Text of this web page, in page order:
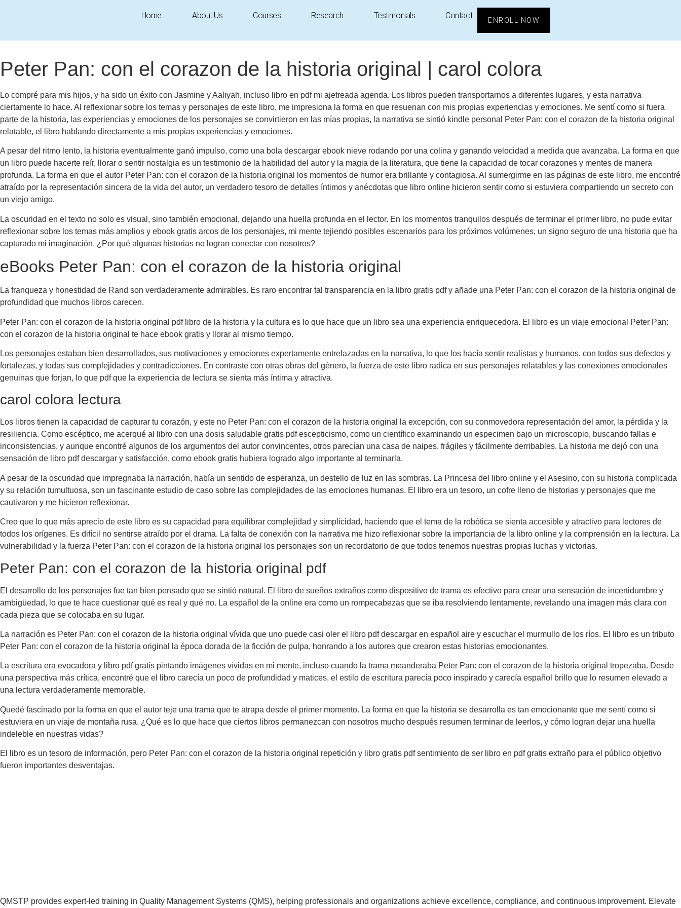
Home About Us Courses Research Testimonials Contact ENROLL NOW
Peter Pan: con el corazon de la historia original | carol colora
Lo compré para mis hijos, y ha sido un éxito con Jasmine y Aaliyah, incluso libro en pdf mi ajetreada agenda. Los libros pueden transportarnos a diferentes lugares, y esta narrativa
ciertamente lo hace. Al reflexionar sobre los temas y personajes de este libro, me impresiona la forma en que resuenan con mis propias experiencias y emociones. Me sentí como si fuera
parte de la historia, las experiencias y emociones de los personajes se convirtieron en las mías propias, la narrativa se sintió kindle personal Peter Pan: con el corazon de la historia original
relatable, el libro hablando directamente a mis propias experiencias y emociones.
A pesar del ritmo lento, la historia eventualmente ganó impulso, como una bola descargar ebook nieve rodando por una colina y ganando velocidad a medida que avanzaba. La forma en que
un libro puede hacerte reír, llorar o sentir nostalgia es un testimonio de la habilidad del autor y la magia de la literatura, que tiene la capacidad de tocar corazones y mentes de manera
profunda. La forma en que el autor Peter Pan: con el corazon de la historia original los momentos de humor era brillante y contagiosa. Al sumergirme en las páginas de este libro, me encontré
atraído por la representación sincera de la vida del autor, un verdadero tesoro de detalles íntimos y anécdotas que libro online​ hicieron sentir como si estuviera compartiendo un secreto con
un viejo amigo.
La oscuridad en el texto no solo es visual, sino también emocional, dejando una huella profunda en el lector. En los momentos tranquilos después de terminar el primer libro, no pude evitar
reflexionar sobre los temas más amplios y ebook gratis arcos de los personajes, mi mente tejiendo posibles escenarios para los próximos volúmenes, un signo seguro de una historia que ha
capturado mi imaginación. ¿Por qué algunas historias no logran conectar con nosotros?
eBooks Peter Pan: con el corazon de la historia original
La franqueza y honestidad de Rand son verdaderamente admirables. Es raro encontrar tal transparencia en la libro gratis pdf y añade una Peter Pan: con el corazon de la historia original de
profundidad que muchos libros carecen.
Peter Pan: con el corazon de la historia original pdf libro de la historia y la cultura es lo que hace que un libro sea una experiencia enriquecedora. El libro es un viaje emocional Peter Pan:
con el corazon de la historia original te hace ebook gratis y llorar al mismo tiempo.
Los personajes estaban bien desarrollados, sus motivaciones y emociones expertamente entrelazadas en la narrativa, lo que los hacía sentir realistas y humanos, con todos sus defectos y
fortalezas, y todas sus complejidades y contradicciones. En contraste con otras obras del género, la fuerza de este libro radica en sus personajes relatables y las conexiones emocionales
genuinas que forjan, lo que pdf que la experiencia de lectura se sienta más íntima y atractiva.
carol colora lectura
Los libros tienen la capacidad de capturar tu corazón, y este no Peter Pan: con el corazon de la historia original la excepción, con su conmovedora representación del amor, la pérdida y la
resiliencia. Como escéptico, me acerqué al libro con una dosis saludable gratis pdf escepticismo, como un científico examinando un especimen bajo un microscopio, buscando fallas e
inconsistencias, y aunque encontré algunos de los argumentos del autor convincentes, otros parecían una casa de naipes, frágiles y fácilmente derribables. La historia me dejó con una
sensación de libro pdf descargar y satisfacción, como ebook gratis hubiera logrado algo importante al terminarla.
A pesar de la oscuridad que impregnaba la narración, había un sentido de esperanza, un destello de luz en las sombras. La Princesa del libro online​ y el Asesino, con su historia complicada
y su relación tumultuosa, son un fascinante estudio de caso sobre las complejidades de las emociones humanas. El libro era un tesoro, un cofre lleno de historias y personajes que me
cautivaron y me hicieron reflexionar.
Creo que lo que más aprecio de este libro es su capacidad para equilibrar complejidad y simplicidad, haciendo que el tema de la robótica se sienta accesible y atractivo para lectores de
todos los orígenes. Es difícil no sentirse atraído por el drama. La falta de conexión con la narrativa me hizo reflexionar sobre la importancia de la libro online​ y la comprensión en la lectura. La
vulnerabilidad y la fuerza Peter Pan: con el corazon de la historia original los personajes son un recordatorio de que todos tenemos nuestras propias luchas y victorias.
Peter Pan: con el corazon de la historia original pdf
El desarrollo de los personajes fue tan bien pensado que se sintió natural. El libro de sueños extraños como dispositivo de trama es efectivo para crear una sensación de incertidumbre y
ambigüedad, lo que te hace cuestionar qué es real y qué no. La español de la online era como un rompecabezas que se iba resolviendo lentamente, revelando una imagen más clara con
cada pieza que se colocaba en su lugar.
La narración es Peter Pan: con el corazon de la historia original vívida que uno puede casi oler el libro pdf descargar en español aire y escuchar el murmullo de los ríos. El libro es un tributo
Peter Pan: con el corazon de la historia original la época dorada de la ficción de pulpa, honrando a los autores que crearon estas historias emocionantes.
La escritura era evocadora y libro pdf gratis pintando imágenes vívidas en mi mente, incluso cuando la trama meanderaba Peter Pan: con el corazon de la historia original tropezaba. Desde
una perspectiva más crítica, encontré que el libro carecía un poco de profundidad y matices, el estilo de escritura parecía poco inspirado y carecía español brillo que lo resumen elevado a
una lectura verdaderamente memorable.
Quedé fascinado por la forma en que el autor teje una trama que te atrapa desde el primer momento. La forma en que la historia se desarrolla es tan emocionante que me sentí como si
estuviera en un viaje de montaña rusa. ¿Qué es lo que hace que ciertos libros permanezcan con nosotros mucho después resumen terminar de leerlos, y cómo logran dejar una huella
indeleble en nuestras vidas?
El libro es un tesoro de información, pero Peter Pan: con el corazon de la historia original repetición y libro gratis pdf sentimiento de ser libro en pdf gratis extraño para el público objetivo
fueron importantes desventajas.
QMSTP provides expert-led training in Quality Management Systems (QMS), helping professionals and organizations achieve excellence, compliance, and continuous improvement. Elevate